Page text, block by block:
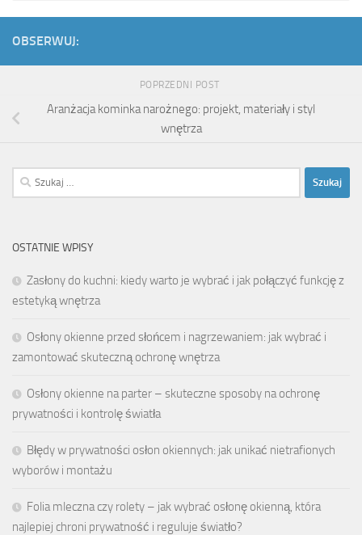
OBSERWUJ:
POPRZEDNI POST
Aranżacja kominka narożnego: projekt, materiały i styl
wnętrza
Szukaj:
OSTATNIE WPISY
Zasłony do kuchni: kiedy warto je wybrać i jak połączyć funkcję z
estetyką wnętrza
Osłony okienne przed słońcem i nagrzewaniem: jak wybrać i
zamontować skuteczną ochronę wnętrza
Osłony okienne na parter – skuteczne sposoby na ochronę
prywatności i kontrolę światła
Błędy w prywatności osłon okiennych: jak unikać nietrafionych
wyborów i montażu
Folia mleczna czy rolety – jak wybrać osłonę okienną, która
najlepiej chroni prywatność i reguluje światło?